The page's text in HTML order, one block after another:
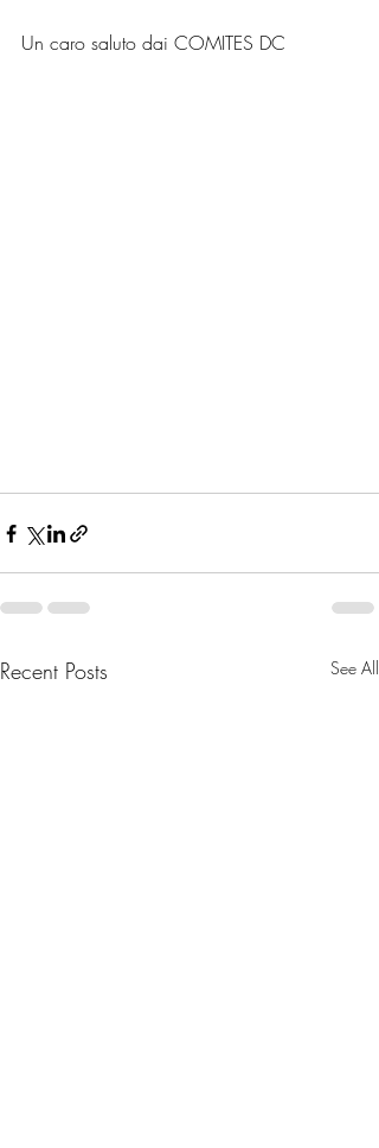
Un caro saluto dai COMITES DC
Recent Posts See All